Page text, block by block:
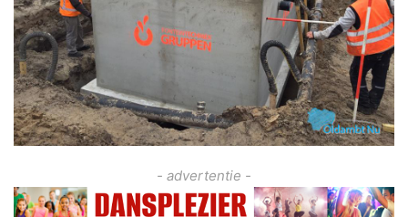
- advertentie -